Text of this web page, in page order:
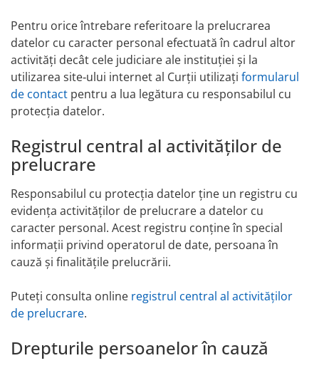
Pentru orice întrebare referitoare la prelucrarea
datelor cu caracter personal efectuată în cadrul altor
activități decât cele judiciare ale instituției și la
utilizarea site‑ului internet al Curții utilizați formularul
de contact pentru a lua legătura cu responsabilul cu
protecția datelor.
Registrul central al activităților de
prelucrare
Responsabilul cu protecția datelor ține un registru cu
evidența activităților de prelucrare a datelor cu
caracter personal. Acest registru conține în special
informații privind operatorul de date, persoana în
cauză și finalitățile prelucrării.
Puteți consulta online registrul central al activităților
de prelucrare.
Drepturile persoanelor în cauză